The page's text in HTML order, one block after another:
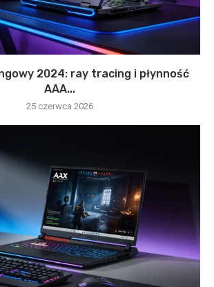
2024: ray tracing i płynność
AAA...
25 czerwca 2026